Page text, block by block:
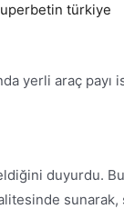
türkiye
yerli araç
duyurdu.